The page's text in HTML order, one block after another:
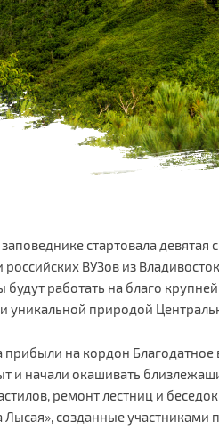
стартовала девятая
российских ВУЗов из
работать на благо
уникальной природой
прибыли на кордон
и начали окашивать
ремонт лестниц и
Лысая», созданные